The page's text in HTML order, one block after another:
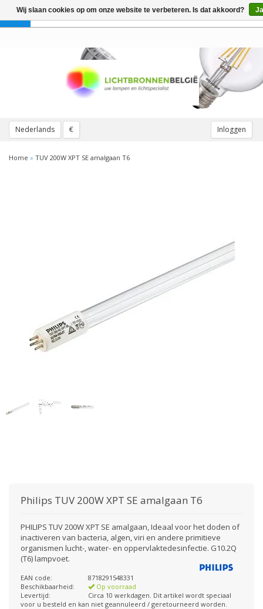
Nederlands € Inloggen
Toggle
navigation
Home » TUV 200W XPT SE amalgaan T6
Philips TUV 200W XPT SE amalgaan T6
PHILIPS TUV 200W XPT SE amalgaan, Ideaal voor het doden of
inactiveren van bacteria, algen, viri en andere primitieve
organismen lucht-, water- en oppervlaktedesinfectie. G10.2Q
(T6) lampvoet.
EAN code:
8718291548331
Beschikbaarheid:
Op voorraad
Levertijd:
Circa 10 werkdagen. Dit artikel wordt speciaal
voor u besteld en kan niet geannuleerd / geretourneerd worden.
Wij slaan cookies op om onze website te verbeteren. Is dat akkoord? Ja